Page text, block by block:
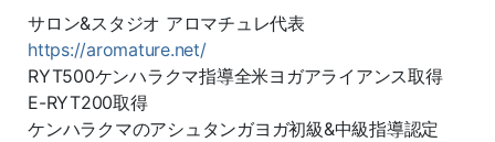
サロン&スタジオ アロマチュレ代表
https://aromature.net/
RYT500ケンハラクマ指導全米ヨガアライアンス取得
E-RYT200取得
ケンハラクマのアシュタンガヨガ初級&中級指導認定